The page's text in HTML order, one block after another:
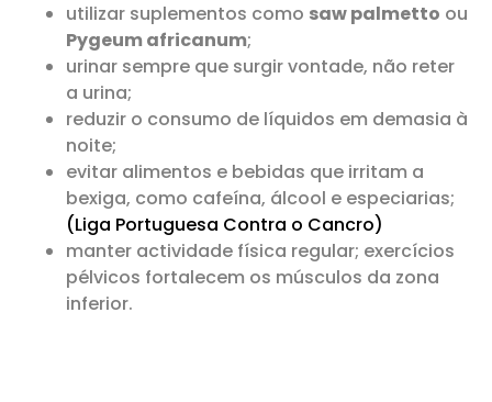
utilizar suplementos como saw palmetto ou
Pygeum africanum;
urinar sempre que surgir vontade, não reter
a urina;
reduzir o consumo de líquidos em demasia à
noite;
evitar alimentos e bebidas que irritam a
bexiga, como cafeína, álcool e especiarias;
(Liga Portuguesa Contra o Cancro)
manter actividade física regular; exercícios
pélvicos fortalecem os músculos da zona
inferior.